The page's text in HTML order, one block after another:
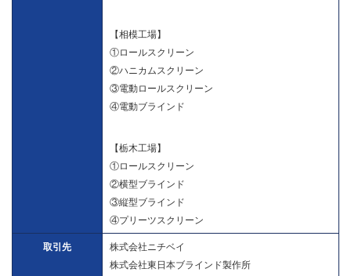
【相模工場】
①ロールスクリーン
②ハニカムスクリーン
③電動ロールスクリーン
④電動ブラインド
【栃木工場】
①ロールスクリーン
②横型ブラインド
③縦型ブラインド
④プリーツスクリーン
取引先
株式会社ニチベイ
株式会社東日本ブラインド製作所